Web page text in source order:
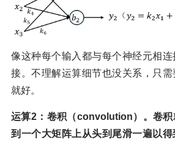
像这种每个输入都与每个神经元相
接。不理解运算细节也没关系，只
就好。
运算2：卷积（convolution）。卷积
到一个大矩阵上从头到尾滑一遍以得